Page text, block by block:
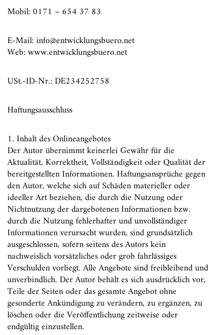
Mobil: 0171 – 654 37 83
E-Mail: info@entwicklungsbuero.net
Web: www.entwicklungsbuero.net
USt.-ID-Nr.: DE234252758
Haftungsausschluss
1. Inhalt des Onlineangebotes
Der Autor übernimmt keinerlei Gewähr für die
Aktualität, Korrektheit, Vollständigkeit oder Qualität der
bereitgestellten Informationen. Haftungsansprüche gegen
den Autor, welche sich auf Schäden materieller oder
ideeller Art beziehen, die durch die Nutzung oder
Nichtnutzung der dargebotenen Informationen bzw.
durch die Nutzung fehlerhafter und unvollständiger
Informationen verursacht wurden, sind grundsätzlich
ausgeschlossen, sofern seitens des Autors kein
nachweislich vorsätzliches oder grob fahrlässiges
Verschulden vorliegt. Alle Angebote sind freibleibend und
unverbindlich. Der Autor behält es sich ausdrücklich vor,
Teile der Seiten oder das gesamte Angebot ohne
gesonderte Ankündigung zu verändern, zu ergänzen, zu
löschen oder die Veröffentlichung zeitweise oder
endgültig einzustellen.